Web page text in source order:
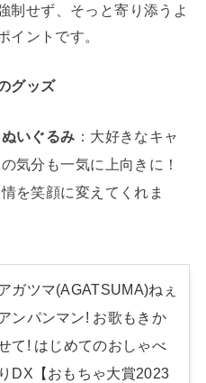
制せず、そっと寄り添うよ
イントです。
グッズ
いぐるみ ：大好きなキャ
気分も一気に上向きに！
を笑顔に変えてくれま
ガツマ(AGATSUMA)ねぇ
ンパンマン! お歌もきか
て! はじめてのおしゃべ
りDX【おもちゃ大賞2023